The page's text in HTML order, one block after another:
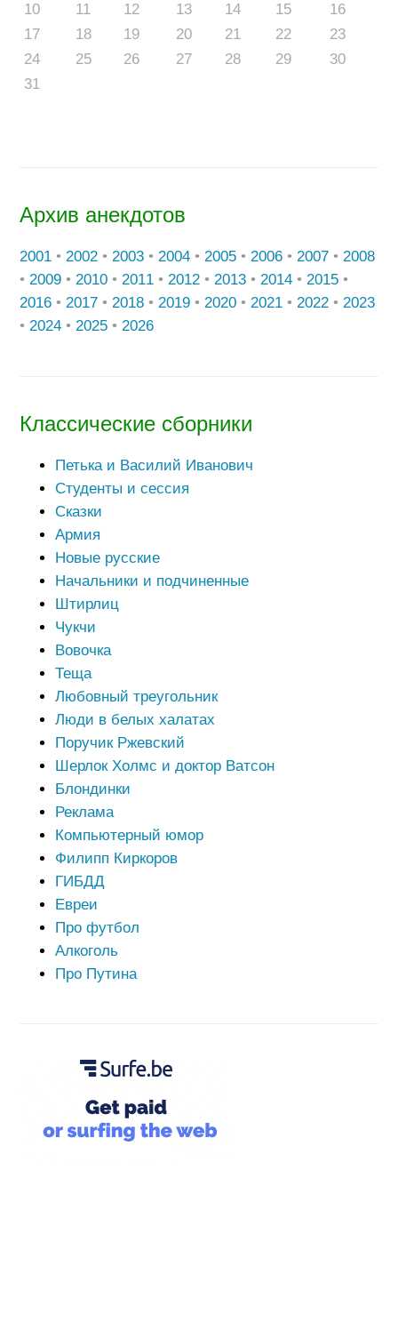
10
11 12 13 14 15
16
17
18 19 20 21 22
23
24
25 26 27 28 29
30
31
Архив анекдотов
2001 • 2002 • 2003 • 2004 • 2005 • 2006 • 2007 • 2008
• 2009 • 2010 • 2011 • 2012 • 2013 • 2014 • 2015 •
2016 • 2017 • 2018 • 2019 • 2020 • 2021 • 2022 • 2023
• 2024 • 2025 • 2026
Классические сборники
Петька и Василий Иванович
Студенты и сессия
Сказки
Армия
Новые русские
Начальники и подчиненные
Штирлиц
Чукчи
Вовочка
Теща
Любовный треугольник
Люди в белых халатах
Поручик Ржевский
Шерлок Холмс и доктор Ватсон
Блондинки
Реклама
Компьютерный юмор
Филипп Киркоров
ГИБДД
Евреи
Про футбол
Алкоголь
Про Путина